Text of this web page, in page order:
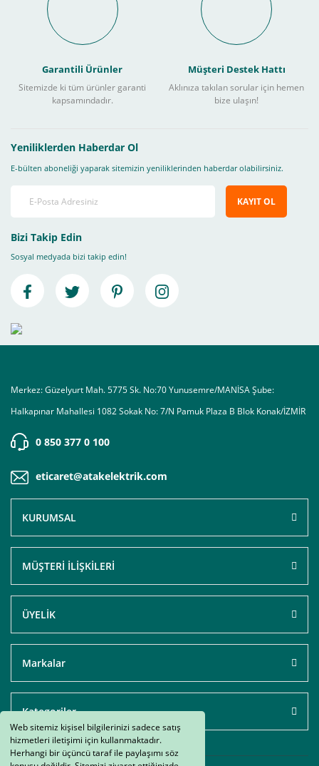
Web sitemiz kişisel bilgilerinizi sadece satış
hizmetleri iletişimi için kullanmaktadır.
Herhangi bir üçüncü taraf ile paylaşımı söz
Garantili Ürünler
Sitemizde ki tüm ürünler garanti
kapsamındadır.
Müşteri Destek Hattı
Aklınıza takılan sorular için hemen
bize ulaşın!
Yeniliklerden Haberdar Ol
E-bülten aboneliği yaparak sitemizin yeniliklerinden haberdar olabilirsiniz.
KAYIT OL
Bizi Takip Edin
Sosyal medyada bizi takip edin!
Merkez: Güzelyurt Mah. 5775 Sk. No:70 Yunusemre/MANİSA Şube:
Halkapınar Mahallesi 1082 Sokak No: 7/N Pamuk Plaza B Blok Konak/İZMİR
0 850 377 0 100
eticaret@atakelektrik.com
KURUMSAL
MÜŞTERİ İLİŞKİLERİ
ÜYELİK
Markalar
Kategoriler